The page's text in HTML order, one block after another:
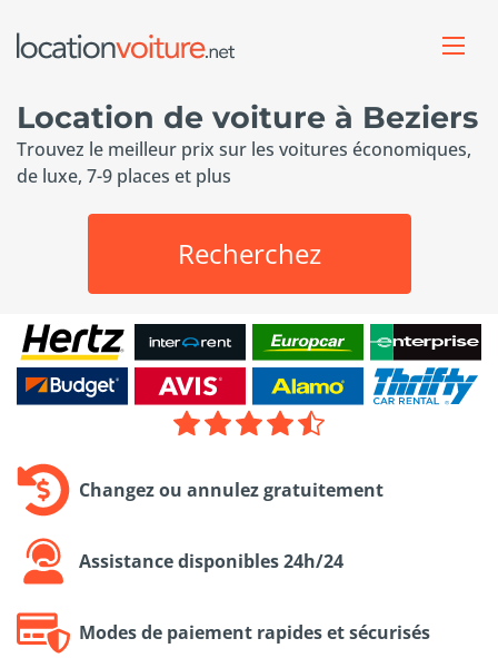
Location de voiture à Beziers
Trouvez le meilleur prix sur les voitures économiques,
de luxe, 7-9 places et plus
Recherchez
Changez ou annulez gratuitement
Assistance disponibles 24h/24
Modes de paiement rapides et sécurisés